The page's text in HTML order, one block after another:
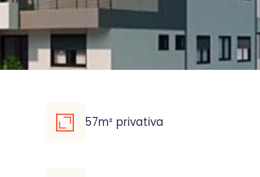
57m² privativa